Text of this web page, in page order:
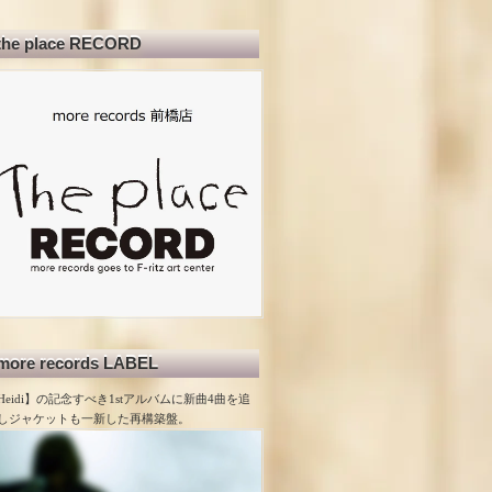
place RECORD
records LABEL
】の記念すべき1stアルバムに新曲4曲を追
ジャケットも一新した再構築盤。